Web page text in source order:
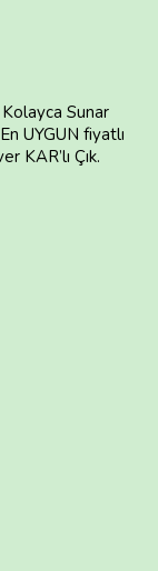
Kolayca Sunar
UYGUN fiyatlı
KAR’lı Çık.